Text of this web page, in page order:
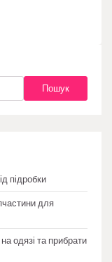
Пошук
підробки
для
одязі та прибрати